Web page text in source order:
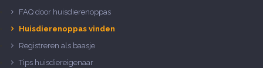
FAQ door huisdierenoppas
Huisdierenoppas vinden
Registreren als baasje
Tips huisdiereigenaar